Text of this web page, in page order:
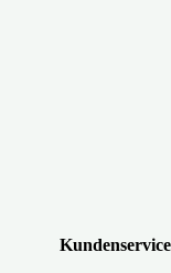
Kundenservice